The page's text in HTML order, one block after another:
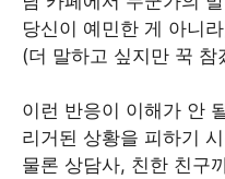
당신이 예민한 게 아니
(더 말하고 싶지만 꾹 참
이런 반응이 이해가 안
리거된 상황을 피하기
물론 상담사, 친한 친구